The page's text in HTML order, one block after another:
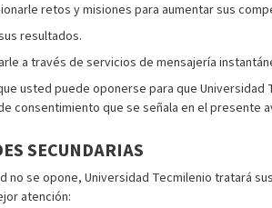
retos y misiones para aumentar sus
resultados.
a través de servicios de mensajería
usted puede oponerse para que
consentimiento que se señala en el presente
SECUNDARIAS
no se opone, Universidad Tecmilenio tratará
atención: